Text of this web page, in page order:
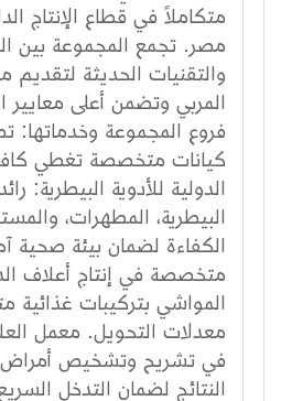
متكاملاً في قطاع الإنتاج
مصر. تجمع المجموعة بين
والتقنيات الحديثة
المربي وتضمن أعلى معايير
كيانات متخصصة تغطي كافة
الدولية للأدوية البيطرية:
البيطرية، المطهرات،
الكفاءة لضمان بيئة صحية
متخصصة في إنتاج أعلاف
المواشي بتركيبات غذائية
معدلات التحويل. معمل
في تشريح وتشخيص أمراض
النتائج لضمان التدخل